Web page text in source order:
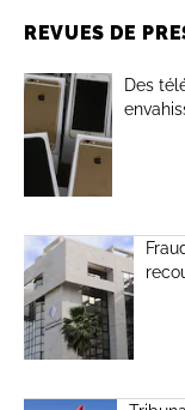
REVUES DE
Des